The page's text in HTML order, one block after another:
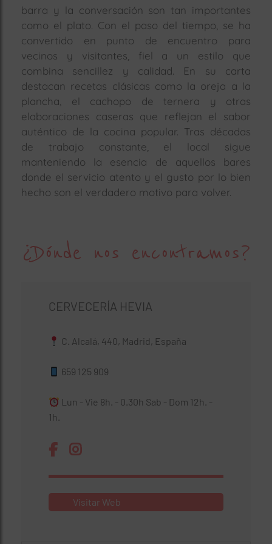
barra y la conversación son tan importantes
como el plato. Con el paso del tiempo, se ha
convertido en punto de encuentro para
vecinos y visitantes, fiel a un estilo que
combina sencillez y calidad. En su carta
destacan recetas clásicas como la oreja a la
plancha, el cachopo de ternera y otras
elaboraciones caseras que reflejan el sabor
auténtico de la cocina popular. Tras décadas
de trabajo constante, el local sigue
manteniendo la esencia de aquellos bares
donde el servicio atento y el gusto por lo bien
hecho son el verdadero motivo para volver.
¿Dónde nos encontramos?
CERVECERÍA HEVIA
C. Alcalá, 440, Madrid, España
659 125 909
Lun - Vie 8h. - 0.30h Sab - Dom 12h. -
1h.
Visitar Web